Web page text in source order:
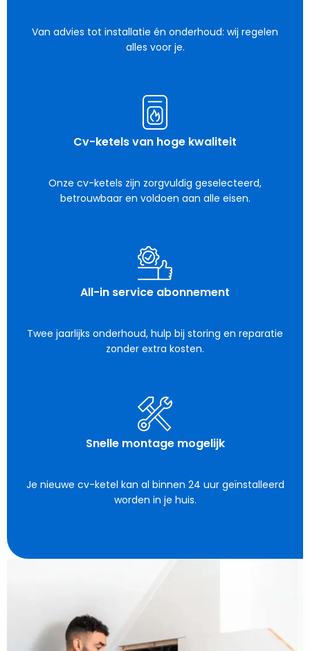
Van advies tot installatie én onderhoud: wij regelen
alles voor je.
Cv-ketels van hoge kwaliteit
Onze cv-ketels zijn zorgvuldig geselecteerd,
betrouwbaar en voldoen aan alle eisen.
All-in service abonnement
Twee jaarlijks onderhoud, hulp bij storing en reparatie
zonder extra kosten.
Snelle montage mogelijk
Je nieuwe cv-ketel kan al binnen 24 uur geïnstalleerd
worden in je huis.